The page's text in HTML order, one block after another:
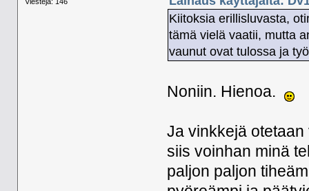
Kiitoksia erillisluvasta,
tämä vielä vaatii, mutta
vaunut ovat tulossa ja
Noniin. Hienoa.
Ja vinkkejä
siis voinhan minä
paljon paljon